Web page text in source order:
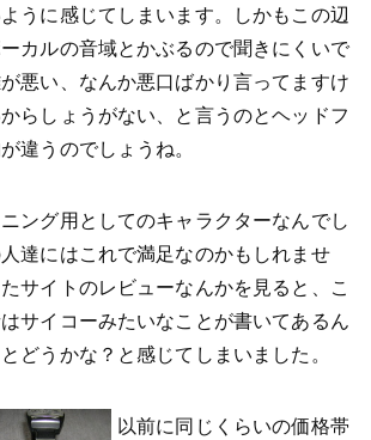
うに感じてしまいます。しかもこの辺
カルの音域とかぶるので聞きにくいで
悪い、なんか悪口ばかり言ってますけ
らしょうがない、と言うのとヘッドフ
違うのでしょうね。
ング用としてのキャラクターなんでし
達にはこれで満足なのかもしれませ
サイトのレビューなんかを見ると、こ
サイコーみたいなことが書いてあるん
どうかな？と感じてしまいました。
以前に同じくらいの価格帯